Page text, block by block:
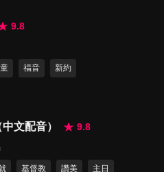
分鐘
分鐘
9.8
福音 新約
文配音）
9.8
基督教 讚美 主日